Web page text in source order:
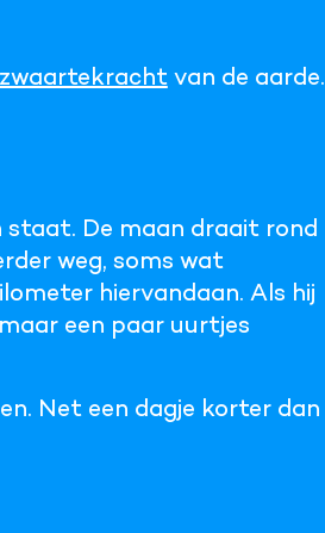
zwaartekrachtvan de aarde.
staat. De maan draait rond
weg, soms wat
hiervandaan. Als hij
een paar uurtjes
Net een dagje korter dan